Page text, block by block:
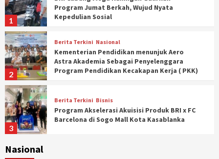
1
Program Jumat Berkah, Wujud Nyata
Kepedulian Sosial
2
Berita Terkini Nasional
Kementerian Pendidikan menunjuk Aero
Astra Akademia Sebagai Penyelenggara
Program Pendidikan Kecakapan Kerja ( PKK)
3
Berita Terkini Bisnis
Program Akselerasi Akuisisi Produk BRI x FC
Barcelona di Sogo Mall Kota Kasablanka
Nasional